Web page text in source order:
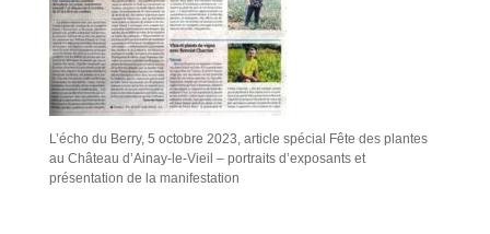
L’écho du Berry, 5 octobre 2023, article spécial Fête des plantes
au Château d’Ainay-le-Vieil – portraits d’exposants et
présentation de la manifestation